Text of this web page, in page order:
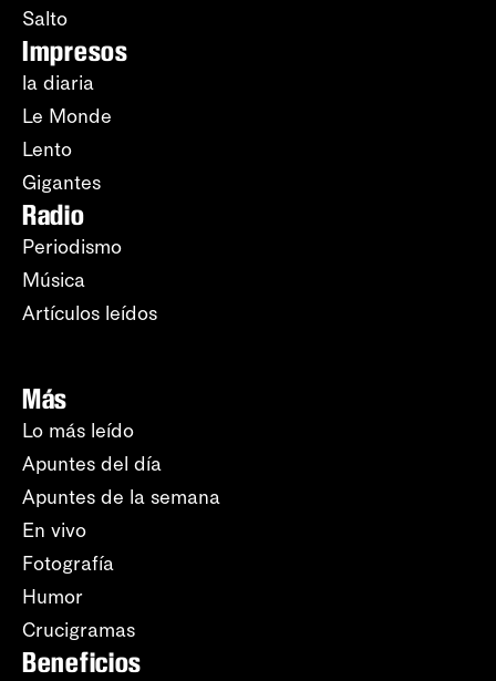
Salto
Impresos
la diaria
Le Monde
Lento
Gigantes
Radio
Periodismo
Música
Artículos leídos
Más
Lo más leído
Apuntes del día
Apuntes de la semana
En vivo
Fotografía
Humor
Crucigramas
Beneficios